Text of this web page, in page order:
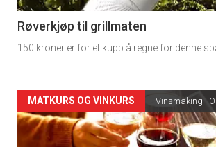
4
Røverkjøp til grillmaten
150 kroner er for et kupp å regne for denne
Forsiden
akkurat
MATKURS OG VINKURS Vinsmaking i